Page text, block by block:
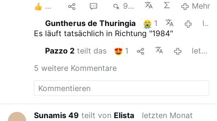
nachdem leo 14 gewählt wiude, kam schon fast
das erste buch über ihn auf den markt-
werden viele falsche bücher auftauchen, die
mit ki gemacht wurden, die die wahrheit
verdrehen werden!
zb in der taz
und der
tagesschau gabs eine meldung
dass ki zentren
antiquariate leerkaufen
905
Mehr
Guntherus de Thuringia
1
letzten Monat
Es läuft tatsächlich in Richtung "1984"
Pazzo 2teilt das 1
letzten Monat
5 weitere Kommentare
Sunamis 49 teilt von Elista letzten Monat